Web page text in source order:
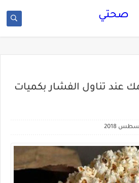
صحتي
عند تناول الفشار بكميات